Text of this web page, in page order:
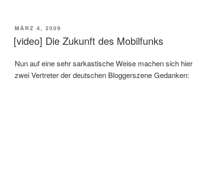
VERÖFFENTLICHT
AM
MÄRZ 4, 2009
[video] Die Zukunft des Mobilfunks
Nun auf eine sehr sarkastische Weise machen sich hier
zwei Vertreter der deutschen Bloggerszene Gedanken: